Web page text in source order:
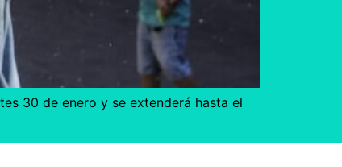
30 de enero y se extenderá hasta el